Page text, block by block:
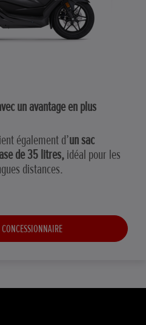
un avantage en plus
également d’un sac
de 35 litres,idéal pour les
distances.